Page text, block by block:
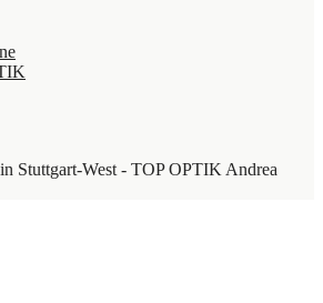
Stuttgart-West - TOP OPTIK Andrea